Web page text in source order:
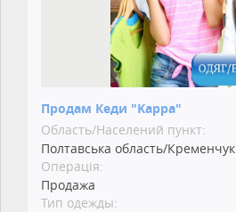
Продам Кеди "Kappa"
Область/Населений пункт:
Полтавська область/Кременчук
Операція:
Продажа
Тип одежды: